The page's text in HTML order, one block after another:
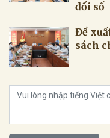
đổi số
Đề
sách